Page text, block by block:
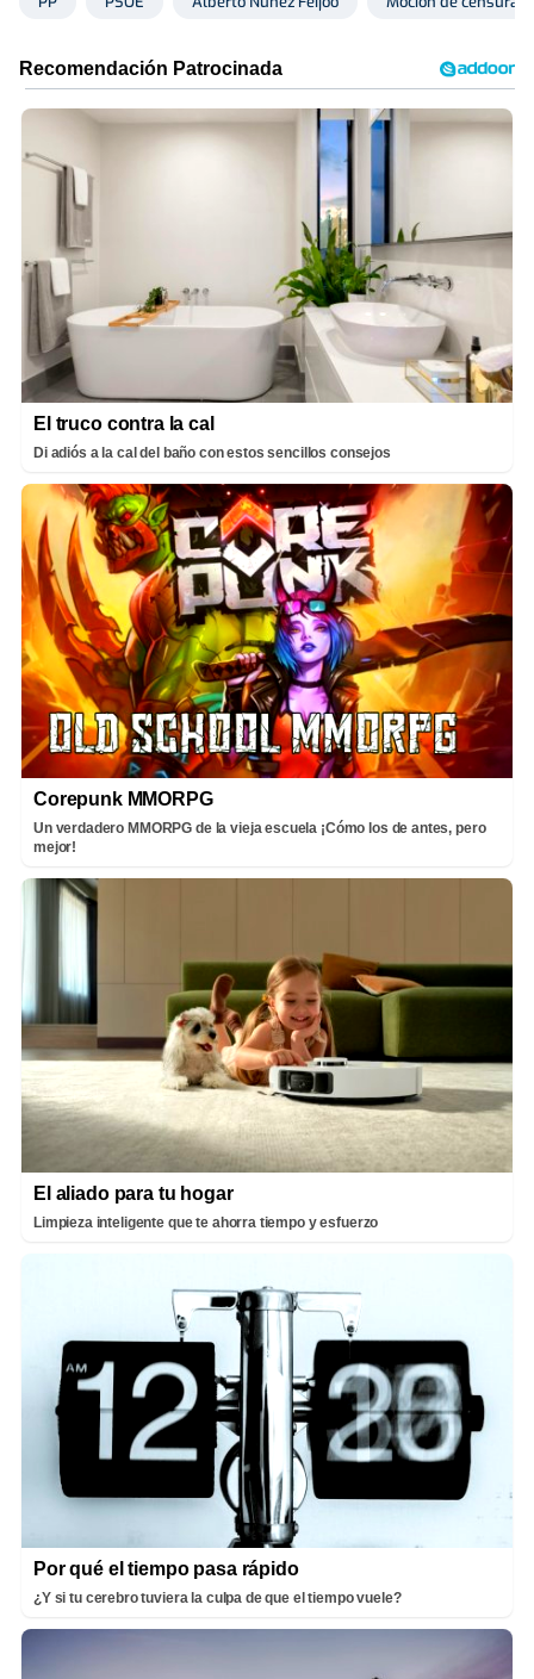
El truco contra la cal
Di adiós a la cal del baño con estos sencillos consejos
Corepunk MMORPG
Un verdadero MMORPG de la vieja escuela ¡Cómo los de antes, pero
mejor!
El aliado para tu hogar
Limpieza inteligente que te ahorra tiempo y esfuerzo
Por qué el tiempo pasa rápido
¿Y si tu cerebro tuviera la culpa de que el tiempo vuele?